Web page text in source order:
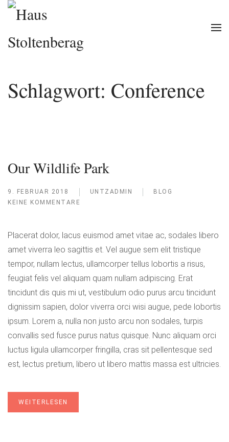
Schlagwort: Conference
Our Wildlife Park
9. FEBRUAR 2018 UNTZADMIN
BLOG
KEINE KOMMENTARE
PARK
Placerat dolor, lacus euismod amet vitae ac, sodales libero
amet viverra leo sagittis et. Vel augue sem elit tristique
tempor, nullam lectus, ullamcorper tellus lobortis a risus,
feugiat felis vel aliquam quam nullam adipiscing. Erat
tincidunt dis quis mi ut, vestibulum odio purus arcu tincidunt
dignissim sapien, dolor viverra orci wisi augue, pede lobortis
ipsum. Lorem a, nulla non justo arcu non sodales, turpis
convallis sed fusce purus natus quisque. Nunc aliquam orci
luctus ligula ullamcorper fringilla, cras sit pellentesque sed
est, lectus pretium, libero ut libero mattis massa est ultricies.
WEITERLESEN